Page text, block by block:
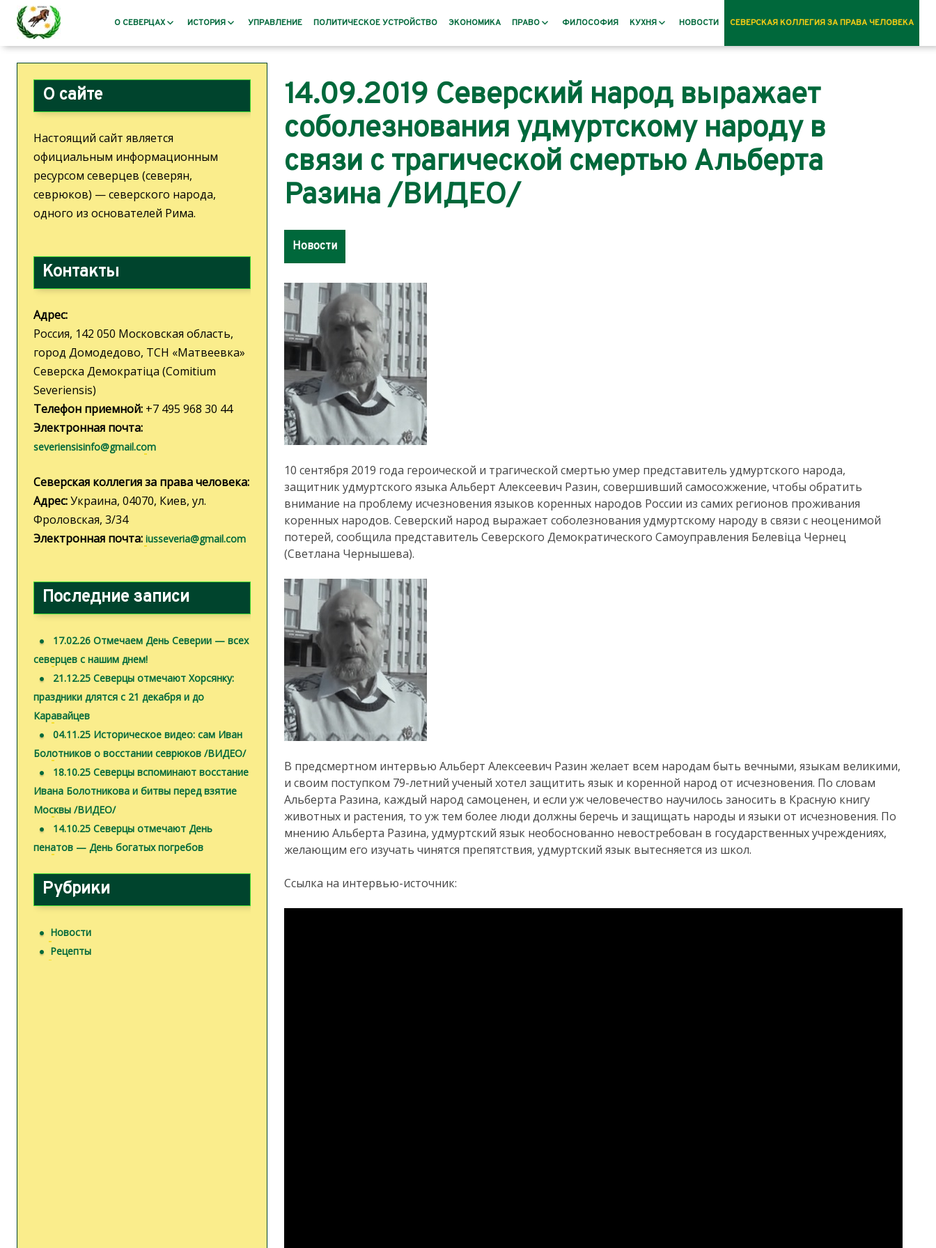
О СЕВЕРЦАХ
Кто такие северцы?
Миссия, цели, задачи
Язык северцев
Пословицы и поговорки
Пословицы и поговорки
Культура северцев
Северская библиотека
ИСТОРИЯ
Античность
Распад Римской империи
После падения Рима – раннее
Отток северцев из Северского Баната
Роменская культура
Классическое Средневековье, Русь
Северцы: Эпоха возрождения и
Северский кружок автономистов и
Новейшая История
УПРАВЛЕНИЕ ПОЛИТИЧЕСКОЕ УСТРОЙСТВО ЭКОНОМИКА ПРАВО ФИЛОСОФИЯ КУХНЯ НОВОСТИ СЕВЕРСКАЯ КОЛЛЕГИЯ ЗА ПРАВА ЧЕЛОВЕКА
14.09.2019 Северский народ выражает
соболезнования удмуртскому народу в
связи с трагической смертью Альберта
Разина /ВИДЕО/
Новости
10 сентября 2019 года героической и трагической смертью умер представитель удмуртского народа,
защитник удмуртского языка Альберт Алексеевич Разин, совершивший самосожжение, чтобы обратить
внимание на проблему исчезновения языков коренных народов России из самих регионов проживания
коренных народов. Северский народ выражает соболезнования удмуртскому народу в связи с неоценимой
потерей, сообщила представитель Северского Демократического Самоуправления Белевiца Чернец
(Светлана Чернышева).
В предсмертном интервью Альберт Алексеевич Разин желает всем народам быть вечными, языкам великими,
и своим поступком 79-летний ученый хотел защитить язык и коренной народ от исчезновения. По словам
Альберта Разина, каждый народ самоценен, и если уж человечество научилось заносить в Красную книгу
животных и растения, то уж тем более люди должны беречь и защищать народы и языки от исчезновения. По
мнению Альберта Разина, удмуртский язык необоснованно невостребован в государственных учреждениях,
желающим его изучать чинятся препятствия, удмуртский язык вытесняется из школ.
Ссылка на интервью-источник:
О сайте
Настоящий сайт является
официальным информационным
ресурсом северцев (северян,
севрюков) — северского народа,
одного из основателей Рима.
Контакты
Адрес:
Россия, 142 050 Московская область,
город Домодедово, ТСН «Матвеевка»
Северска Демократiца (Comitium
Severiensis)
Телефон приемной: +7 495 968 30 44
Электронная почта:
severiensisinfo@gmail.com
Северская коллегия за права человека:
Адрес:Украина, 04070, Киев, ул.
Фроловская, 3/34
Электронная почта: iusseveria@gmail.com
Последние записи
17.02.26 Отмечаем День Северии — всех
северцев с нашим днем!
21.12.25 Северцы отмечают Хорсянку:
праздники длятся с 21 декабря и до
Каравайцев
04.11.25 Историческое видео: сам Иван
Болотников о восстании севрюков /ВИДЕО/
18.10.25 Северцы вспоминают восстание
Ивана Болотникова и битвы перед взятие
Москвы /ВИДЕО/
14.10.25 Северцы отмечают День
пенатов — День богатых погребов
Рубрики
Новости
Рецепты